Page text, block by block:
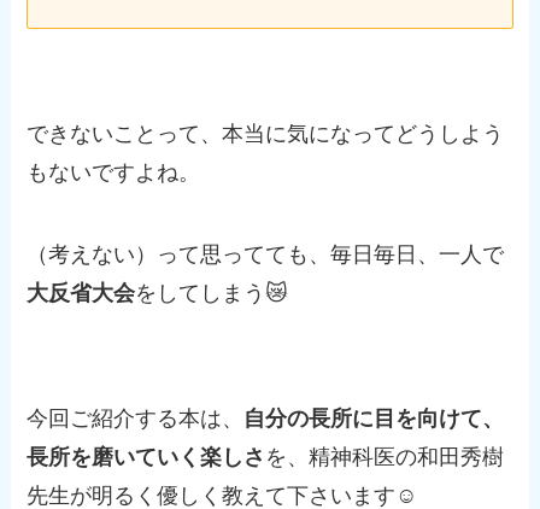
できないことって、本当に気になってどうしよう
もないですよね。
（考えない）って思ってても、毎日毎日、一人で
大反省大会をしてしまう😿
今回ご紹介する本は、 自分の長所に目を向けて、
長所を磨いていく楽しさ を、精神科医の和田秀樹
先生が明るく優しく教えて下さいます☺️